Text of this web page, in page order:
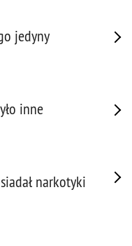
jedyny
inne
narkotyki